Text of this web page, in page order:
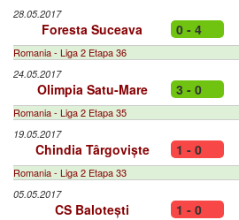
28.05.2017
Foresta Suceava 0 - 4
Romania - Liga 2 Etapa 36
24.05.2017
Olimpia Satu-Mare 3 - 0
Romania - Liga 2 Etapa 35
19.05.2017
Chindia Târgoviște 1 - 0
Romania - Liga 2 Etapa 33
05.05.2017
CS Balotești 1 - 0